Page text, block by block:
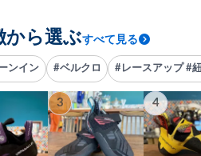
ら選ぶすべて見る
ンイン #ベルクロ #レースアップ #
3 4